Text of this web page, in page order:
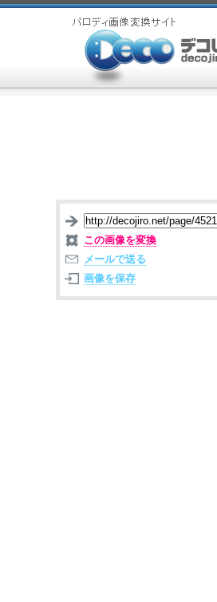
この画像を変換
メールで送る
画像を保存